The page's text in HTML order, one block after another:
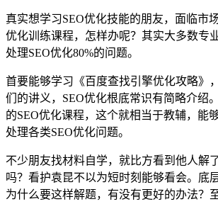
真实想学习SEO优化技能的朋友，面临市
优化训练课程，怎样办呢？其实大多数专
处理SEO优化80%的问题。
首要能够学习《百度查找引擎优化攻略》
们的讲义，SEO优化根底常识有简略介绍
的SEO优化课程，这个就相当于教辅，能
处理各类SEO优化问题。
不少朋友找材料自学，就比方看到他人解
吗？看护袁昆不以为短时刻能够看会。底
为什么要这样解题，有没有更好的办法？